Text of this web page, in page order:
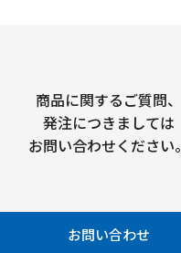
商品に関するご質問、
発注につきましては
お問い合わせください。
お問い合わせ